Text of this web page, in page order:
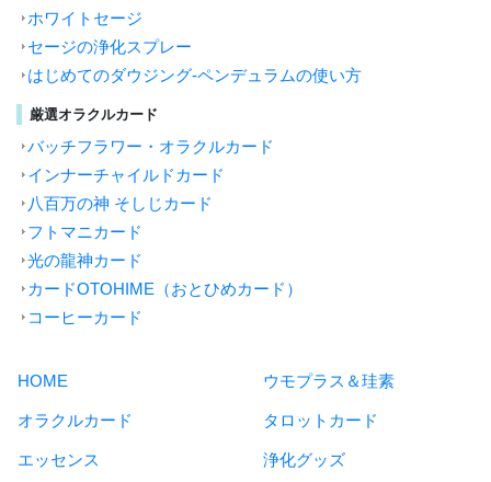
ホワイトセージ
セージの浄化スプレー
はじめてのダウジング-ペンデュラムの使い方
厳選オラクルカード
バッチフラワー・オラクルカード
インナーチャイルドカード
八百万の神 そしじカード
フトマニカード
光の龍神カード
カードOTOHIME（おとひめカード）
コーヒーカード
HOME ウモプラス＆珪素
オラクルカード タロットカード
エッセンス 浄化グッズ